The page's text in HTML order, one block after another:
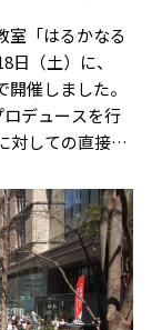
室「はるかなる
（土）に、
催しました。
デュースを行
対しての直接指
た。また各部終
け、北口と交流
ます。